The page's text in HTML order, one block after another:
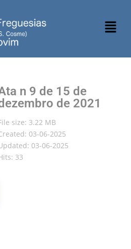
n 9 de 15 de
de 2021
size: 3.22 MB
03-06-2025
03-06-2025
33